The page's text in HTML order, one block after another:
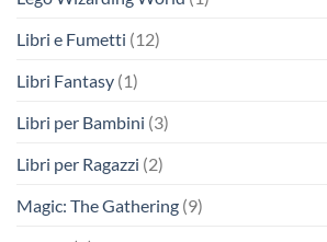
Libri e Fumetti (12)
Libri Fantasy (1)
Libri per Bambini (3)
Libri per Ragazzi (2)
Magic: The Gathering (9)